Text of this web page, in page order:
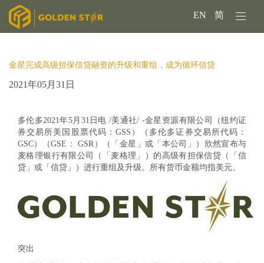
EN 简
金星完成高级担保信贷融资的升级和重组，成为循环信贷
2021年05月31日
多伦多2021年5月31日电 /美通社/ -金星资源有限公司
（纽约证
券交易所美国股票代码：GSS）（多伦多证券交易所代码：
GSC）（GSE： GSR）（「金星」或「本公司」）欣然宣布与
麦格理银行有限公司（「麦格理」）的高级有担保信贷（「信
贷」或「信贷」）进行重组及升级。所有货币金额均指美元。
突出